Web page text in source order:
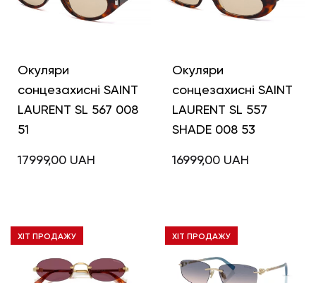
Окуляри
сонцезахисні SAINT
LAURENT SL 567 008
51
17999,00 UAH
Окуляри
сонцезахисні SAINT
LAURENT SL 557
SHADE 008 53
16999,00 UAH
ХІТ ПРОДАЖУ ХІТ ПРОДАЖУ